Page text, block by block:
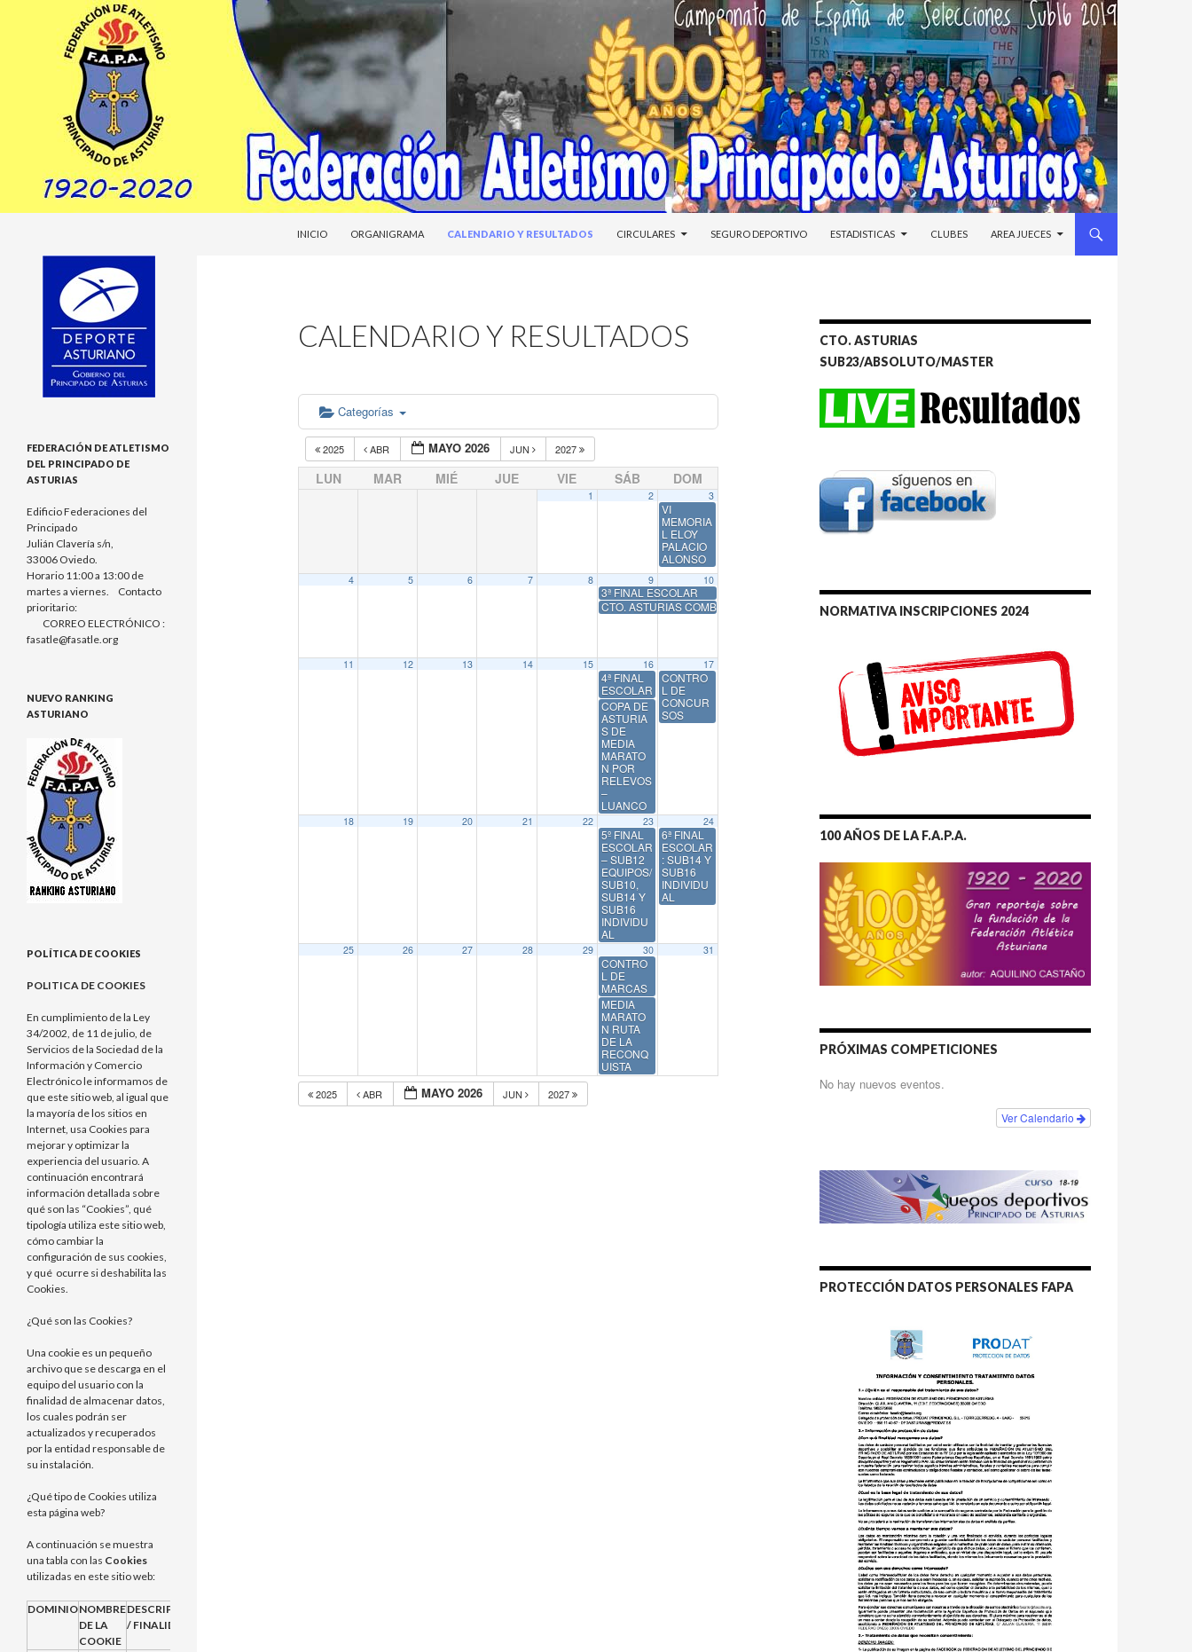
INICIO
ORGANIGRAMA CALENDARIO Y RESULTADOS CIRCULARES SEGURO DEPORTIVO ESTADISTICAS CLUBES AREA JUECES
CALENDARIO Y RESULTADOS
Categorías
2025 ABR MAYO 2026 JUN 2027
LUN MAR MIÉ JUE VIE SÁB DOM
1 2 3
VI
MEMORIA
L ELOY
PALACIO
ALONSO
4 5 6 7 8 9
3ª FINAL ESCOLAR
CTO. ASTURIAS COMBINADAS
10
11 12 13 14 15 16
4ª FINAL
ESCOLAR
COPA DE
ASTURIA
S DE
MEDIA
MARATO
N POR
RELEVOS
–
LUANCO
17
CONTRO
L DE
CONCUR
SOS
18 19 20 21 22 23
5º FINAL
ESCOLAR
– SUB12
EQUIPOS/
SUB10,
SUB14 Y
SUB16
INDIVIDU
AL
24
6ª FINAL
ESCOLAR
: SUB14 Y
SUB16
INDIVIDU
AL
25 26 27 28 29 30
CONTRO
L DE
MARCAS
MEDIA
MARATO
N RUTA
DE LA
RECONQ
UISTA
31
2025 ABR MAYO 2026 JUN 2027
CTO. ASTURIAS
SUB23/ABSOLUTO/MASTER
NORMATIVA INSCRIPCIONES 2024
100 AÑOS DE LA F.A.P.A.
PRÓXIMAS COMPETICIONES
No hay nuevos eventos.
Ver Calendario
PROTECCIÓN DATOS PERSONALES FAPA
FEDERACIÓN DE ATLETISMO
DEL PRINCIPADO DE
ASTURIAS
Edificio Federaciones del
Principado
Julián Clavería s/n,
33006 Oviedo.
Horario 11:00 a 13:00 de
martes a viernes. Contacto
prioritario:
CORREO ELECTRÓNICO :
fasatle@fasatle.org
NUEVO RANKING
ASTURIANO
POLÍTICA DE COOKIES
POLITICA DE COOKIES
En cumplimiento de la Ley
34/2002, de 11 de julio, de
Servicios de la Sociedad de la
Información y Comercio
Electrónico le informamos de
que este sitio web, al igual que
la mayoría de los sitios en
Internet, usa Cookies para
mejorar y optimizar la
experiencia del usuario. A
continuación encontrará
información detallada sobre
qué son las “Cookies”, qué
tipología utiliza este sitio web,
cómo cambiar la
configuración de sus cookies,
y qué ocurre si deshabilita las
Cookies.
¿Qué son las Cookies?
Una cookie es un pequeño
archivo que se descarga en el
equipo del usuario con la
finalidad de almacenar datos,
los cuales podrán ser
actualizados y recuperados
por la entidad responsable de
su instalación.
¿Qué tipo de Cookies utiliza
esta página web?
A continuación se muestra
una tabla con las Cookies
utilizadas en este sitio web:
DOMINIONOMBRE
DE LA
COOKIE
DESCRIPCION
/ FINALIDAD